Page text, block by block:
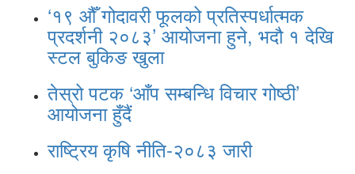
‘१९ औँ गोदावरी फूलको प्रतिस्पर्धात्मक
प्रदर्शनी २०८३’ आयोजना हुने, भदौ १ देखि
स्टल बुकिङ खुला
तेस्रो पटक ‘आँप सम्बन्धि विचार गोष्ठी’
आयोजना हुँदैं
राष्ट्रिय कृषि नीति-२०८३ जारी